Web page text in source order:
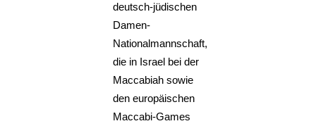
deutsch-jüdischen
Damen-
Nationalmannschaft,
die in Israel bei der
Maccabiah sowie
den europäischen
Maccabi-Games